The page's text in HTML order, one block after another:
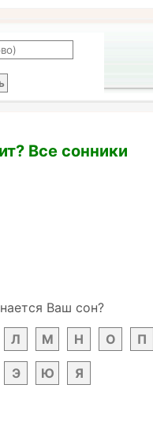
Все сонники
Ваш сон?
Л М Н О П
Э Ю Я